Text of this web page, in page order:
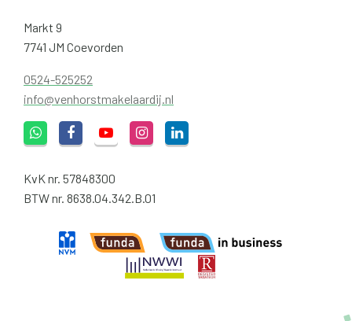
Markt 9
7741 JM Coevorden
0524-525252
info@venhorstmakelaardij.nl
KvK nr. 57848300
BTW nr. 8638.04.342.B.01